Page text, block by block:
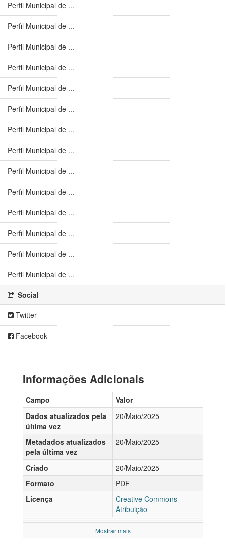
Perfil Municipal de ...
Perfil Municipal de ...
Perfil Municipal de ...
Perfil Municipal de ...
Perfil Municipal de ...
Perfil Municipal de ...
Perfil Municipal de ...
Perfil Municipal de ...
Perfil Municipal de ...
Perfil Municipal de ...
Perfil Municipal de ...
Perfil Municipal de ...
Perfil Municipal de ...
Perfil Municipal de ...
Social
Twitter
Facebook
Informações Adicionais
Campo
Valor
Dados atualizados pela
última vez
20/Maio/2025
Metadados atualizados
pela última vez
20/Maio/2025
Criado
20/Maio/2025
Formato
PDF
Licença
Creative Commons
Atribuição
Mostrar mais